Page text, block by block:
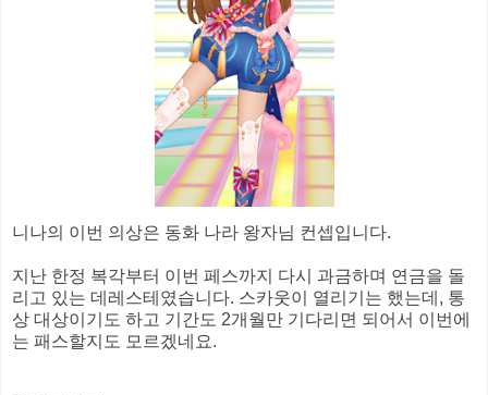
니나의 이번 의상은 동화 나라 왕자님 컨셉입니다.
지난 한정 복각부터 이번 페스까지 다시 과금하며 연금을 돌
리고 있는 데레스테였습니다. 스카웃이 열리기는 했는데, 통
상 대상이기도 하고 기간도 2개월만 기다리면 되어서 이번에
는 패스할지도 모르겠네요.